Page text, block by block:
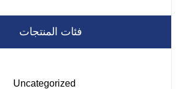
فئات المنتجات
Uncategorized